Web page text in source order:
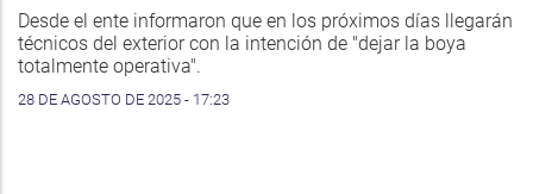
Desde el ente informaron que en los próximos días llegarán
técnicos del exterior con la intención de "dejar la boya
totalmente operativa".
28 DE AGOSTO DE 2025 - 17:23